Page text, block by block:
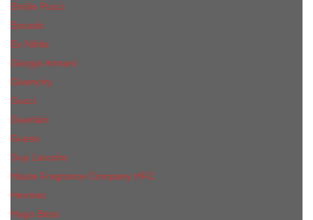
Emilio Pucci
Escada
Ex Nihilo
Giorgio Armani
Givenchy
Gucci
Guerlain
Guess
Guy Laroche
Haute Fragrance Company HFC
Hermes
Hugo Boss